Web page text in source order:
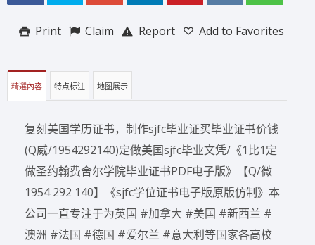
Add to Favorites
Report
Claim
Print
精選內容 特点标注 地图展示
复刻美国学历证书，制作sjfc毕业证买毕业证书价钱
(Q威/1954292140)定做美国sjfc毕业文凭/《1比1定
做圣约翰费舍尔学院毕业证书PDF电子版》【Q/微
1954 292 140】《sjfc学位证书电子版原版仿制》本
公司一直专注于为英国 #加拿大 #美国 #新西兰 #
澳洲 #法国 #德国 #爱尔兰 #意大利等国家各高校